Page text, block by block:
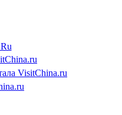
VisitChina.ru